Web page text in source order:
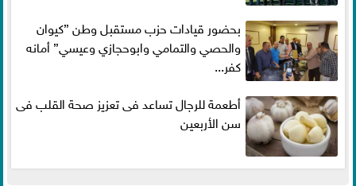
بحضور قيادات حزب مستقبل وطن ”كيوان
والحصي والتمامي وابوحجازي وعيسي” أمانه
كفر...
أطعمة للرجال تساعد فى تعزيز صحة القلب فى
سن الأربعين